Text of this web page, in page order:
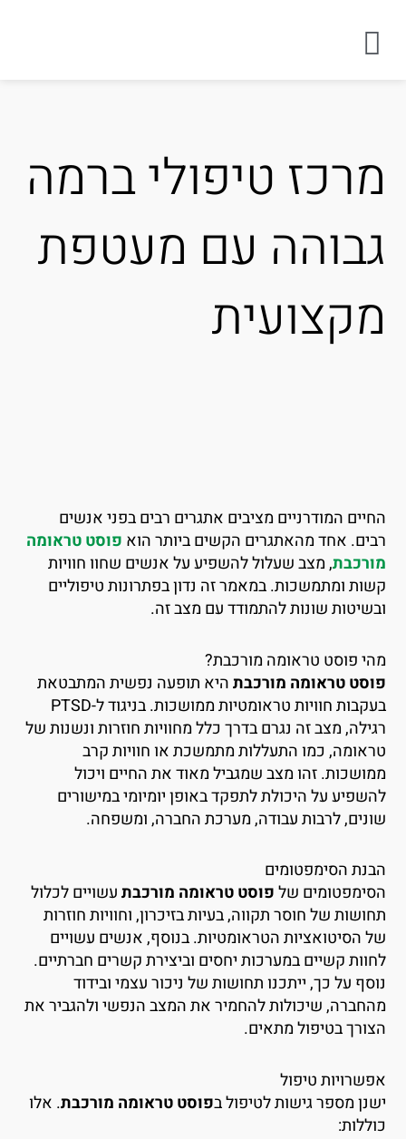
טיפולי ברמה
עם מעטפת
המודרניים מציבים אתגרים רבים בפני אנשים
אחד מהאתגרים הקשים ביותר הואפוסט טראומה
, מצב שעלול להשפיע על אנשים שחוו חוויות
ומתמשכות. במאמר זה נדון בפתרונות טיפוליים
שונות להתמודד עם מצב זה.
פוסט טראומה מורכבת?
טראומה מורכבתהיא תופעה נפשית המתבטאת
בעקבות חוויות טראומטיות ממושכות. בניגוד ל-PTSD
מצב זה נגרם בדרך כלל מחוויות חוזרות ונשנות של
כמו התעללות מתמשכת או חוויות קרב
זהו מצב שמגביל מאוד את החיים ויכול
על היכולת לתפקד באופן יומיומי במישורים
לרבות עבודה, מערכת החברה, ומשפחה.
הסימפטומים
של פוסט טראומה מורכבתעשויים לכלול
של חוסר תקווה, בעיות בזיכרון, וחוויות חוזרות
הסיטואציות הטראומטיות. בנוסף, אנשים עשויים
קשיים במערכות יחסים וביצירת קשרים חברתיים.
על כך, ייתכנו תחושות של ניכור עצמי ובידוד
שיכולות להחמיר את המצב הנפשי ולהגביר את
בטיפול מתאים.
טיפול
מספר גישות לטיפול בפוסט טראומה מורכבת. אלו